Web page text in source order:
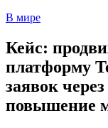
В мире
Кейс:
платформу
заявок
повышение